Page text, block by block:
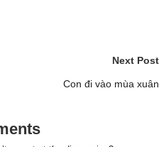
Next Post
Con đi vào mùa xuân